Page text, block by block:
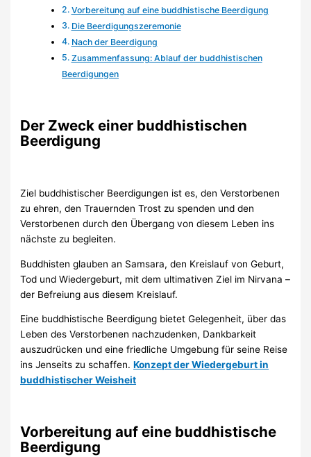
Vorbereitung auf eine buddhistische Beerdigung
Die Beerdigungszeremonie
Nach der Beerdigung
Zusammenfassung: Ablauf der buddhistischen
Beerdigungen
Der Zweck einer buddhistischen
Beerdigung
Ziel buddhistischer Beerdigungen ist es, den Verstorbenen
zu ehren, den Trauernden Trost zu spenden und den
Verstorbenen durch den Übergang von diesem Leben ins
nächste zu begleiten.
Buddhisten glauben an Samsara, den Kreislauf von Geburt,
Tod und Wiedergeburt, mit dem ultimativen Ziel im Nirvana –
der Befreiung aus diesem Kreislauf.
Eine buddhistische Beerdigung bietet Gelegenheit, über das
Leben des Verstorbenen nachzudenken, Dankbarkeit
auszudrücken und eine friedliche Umgebung für seine Reise
ins Jenseits zu schaffen.Konzept der Wiedergeburt in
buddhistischer Weisheit
Vorbereitung auf eine buddhistische
Beerdigung